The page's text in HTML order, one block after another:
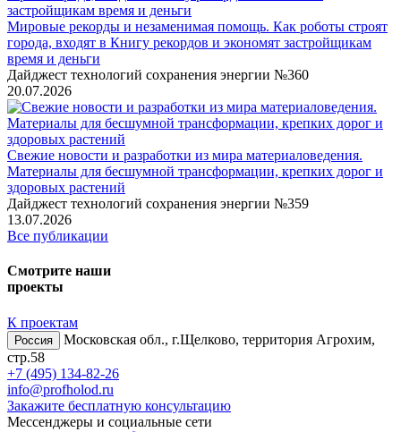
Мировые рекорды и незаменимая помощь. Как роботы строят
города, входят в Книгу рекордов и экономят застройщикам
время и деньги
Дайджест технологий сохранения энергии №360
20.07.2026
Свежие новости и разработки из мира материаловедения.
Материалы для бесшумной трансформации, крепких дорог и
здоровых растений
Дайджест технологий сохранения энергии №359
13.07.2026
Все публикации
Смотрите наши
проекты
К проектам
Россия
Московская обл., г.Щелково, территория Агрохим,
стр.58
+7 (495) 134-82-26
info@profholod.ru
Закажите бесплатную консультацию
Мессенджеры и социальные сети